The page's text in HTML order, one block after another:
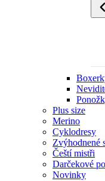
Plus size
Merino
Cyklodresy
Zvýhodnené
Čeští mistři
Darčekové
Novinky